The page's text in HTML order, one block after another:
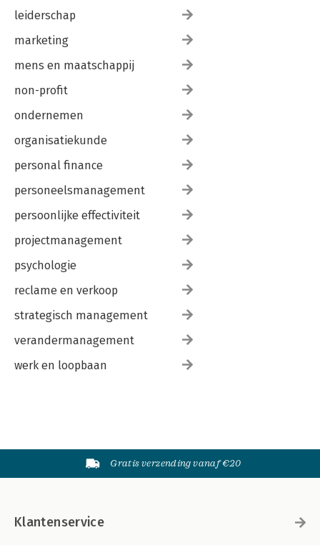
leiderschap
marketing
mens en maatschappij
non-profit
ondernemen
organisatiekunde
personal finance
personeelsmanagement
persoonlijke effectiviteit
projectmanagement
psychologie
reclame en verkoop
strategisch management
verandermanagement
werk en loopbaan
Gratis verzending vanaf €20
Klantenservice